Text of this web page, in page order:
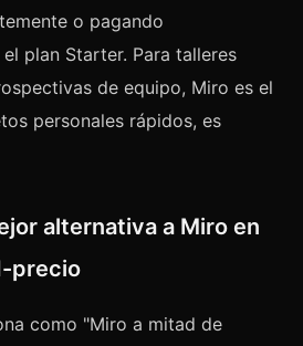
o pagando
plan Starter. Para talleres
de equipo, Miro es el
personales rápidos, es
alternativa a Miro en
precio
como "Miro a mitad de